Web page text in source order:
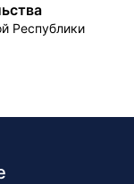
Республики